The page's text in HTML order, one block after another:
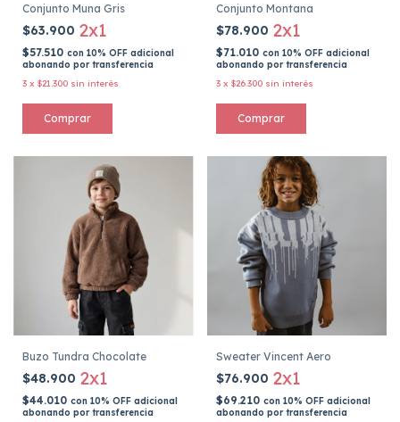
Conjunto Muna Gris
$63.900 2x1
$57.510 con 10% OFF adicional
abonando por transferencia
3 x $21.300 sin interés
Comprar
Conjunto Montana
$78.900 2x1
$71.010 con 10% OFF adicional
abonando por transferencia
3 x $26.300 sin interés
Comprar
Buzo Tundra Chocolate
$48.900 2x1
$44.010 con 10% OFF adicional
abonando por transferencia
Sweater Vincent Aero
$76.900 2x1
$69.210 con 10% OFF adicional
abonando por transferencia